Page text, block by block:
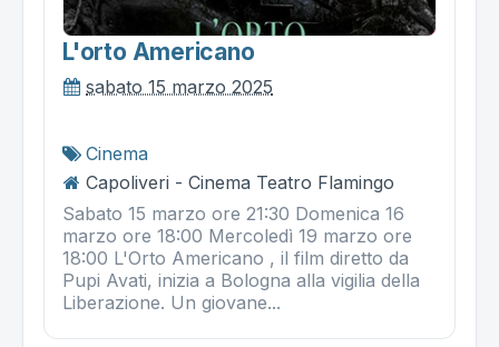
L'orto Americano
sabato 15 marzo 2025
Cinema
Capoliveri - Cinema Teatro Flamingo
Sabato 15 marzo ore 21:30 Domenica 16
marzo ore 18:00 Mercoledì 19 marzo ore
18:00 L'Orto Americano , il film diretto da
Pupi Avati, inizia a Bologna alla vigilia della
Liberazione. Un giovane...